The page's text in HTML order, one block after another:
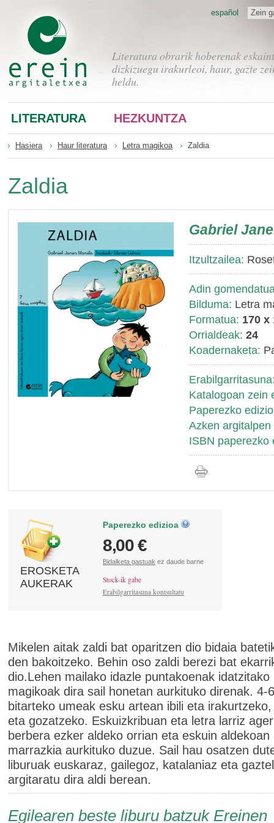
Literatura obrarik hoberenak
dizkizuegu irakurleoi, haur, gazte
heldu.
Zein
español
LITERATURA HEZKUNTZA
Hasiera Haur literatura Letra magikoa Zaldia
Zaldia
Gabriel
Itzultzailea:
Adin
Bilduma: Letra
Formatua: 170 x
Orrialdeak: 24
Koadernaketa:
Katalogoan zein
Paperezko
Azken argitalpen
ISBN paperezko
EROSKETA
AUKERAK
Paperezko edizioa
8,00 €
Bidalketa gastuak ez daude barne
Stock-ik gabe
Erabilgarritasuna kontsultatu
Mikelen aitak zaldi bat oparitzen dio bidaia
den bakoitzeko. Behin oso zaldi berezi bat
dio.Lehen mailako idazle puntakoenak idatzitako
magikoak dira sail honetan aurkituko direnak. 4-
bitarteko umeak esku artean ibili eta
eta gozatzeko. Eskuizkribuan eta letra larriz
berbera ezker aldeko orrian eta eskuin aldekoan
marrazkia aurkituko duzue. Sail hau osatzen
liburuak euskaraz, gailegoz, katalaniaz eta
argitaratu dira aldi berean.
Egilearen beste liburu batzuk Ereinen